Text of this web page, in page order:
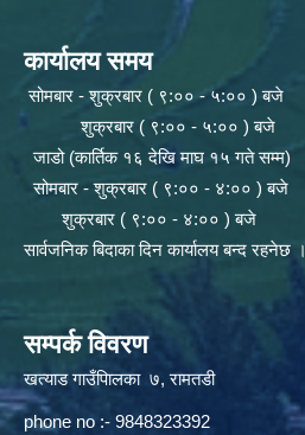
कार्यालय समय
सोमबार - शुक्रबार ( ९:०० - ५:०० ) बजे
शुक्रबार ( ९:०० - ५:०० ) बजे
जाडो (कार्तिक १६ देखि माघ १५ गते सम्म)
सोमबार - शुक्रबार ( ९:०० - ४:०० ) बजे
शुक्रबार ( ९:०० - ४:०० ) बजे
सार्वजनिक बिदाका दिन कार्यालय बन्द रहनेछ ।
सम्पर्क विवरण
खत्याड गाउँपािलका ७, रामतडी
phone no :- 9848323392